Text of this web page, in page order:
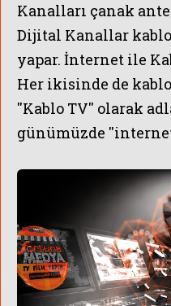
Kanalları çanak
Dijital Kanallar
yapar. İnternet ile
Her ikisinde de
''Kablo TV'' olarak
günümüzde